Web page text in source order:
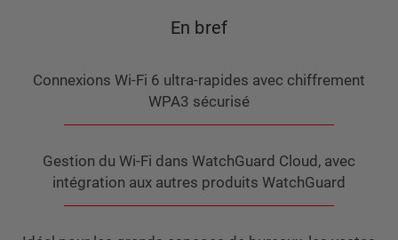
En bref
Connexions Wi-Fi 6 ultra-rapides avec chiffrement
WPA3 sécurisé
Gestion du Wi-Fi dans WatchGuard Cloud, avec
intégration aux autres produits WatchGuard